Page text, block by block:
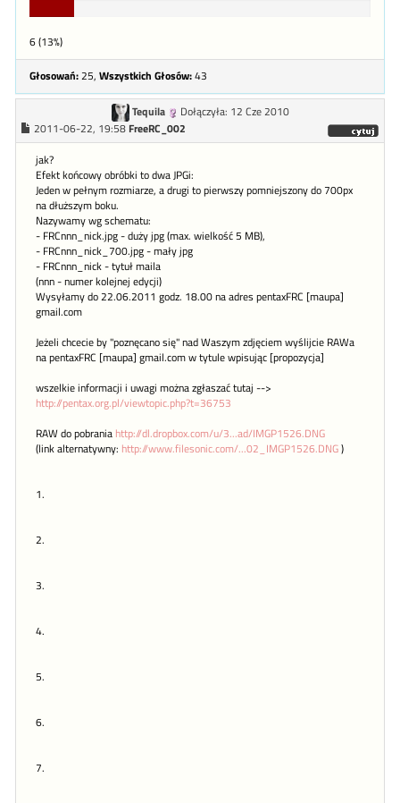
6 (13%)
Głosowań:25, Wszystkich Głosów:43
Tequila
Dołączyła: 12 Cze 2010
2011-06-22, 19:58 FreeRC_002
jak?
Efekt końcowy obróbki to dwa JPGi:
Jeden w pełnym rozmiarze, a drugi to pierwszy pomniejszony do 700px
na dłuższym boku.
Nazywamy wg schematu:
- FRCnnn_nick.jpg - duży jpg (max. wielkość 5 MB),
- FRCnnn_nick_700.jpg - mały jpg
- FRCnnn_nick - tytuł maila
(nnn - numer kolejnej edycji)
Wysyłamy do 22.06.2011 godz. 18.00 na adres pentaxFRC [maupa]
gmail.com
Jeżeli chcecie by "poznęcano się" nad Waszym zdjęciem wyślijcie RAWa
na pentaxFRC [maupa] gmail.com w tytule wpisując [propozycja]
wszelkie informacji i uwagi można zgłaszać tutaj -->
http://pentax.org.pl/viewtopic.php?t=36753
RAW do pobrania http://dl.dropbox.com/u/3...ad/IMGP1526.DNG
(link alternatywny: http://www.filesonic.com/...02_IMGP1526.DNG)
1.
2.
3.
4.
5.
6.
7.